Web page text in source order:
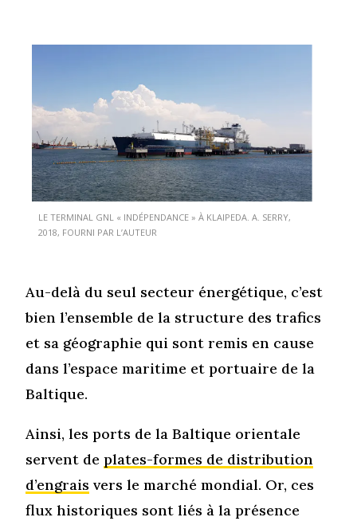
LE TERMINAL GNL « INDÉPENDANCE » À KLAIPEDA. A. SERRY,
2018, FOURNI PAR L’AUTEUR
Au-delà du seul secteur énergétique, c’est
bien l’ensemble de la structure des trafics
et sa géographie qui sont remis en cause
dans l’espace maritime et portuaire de la
Baltique.
Ainsi, les ports de la Baltique orientale
servent deplates-formes de distribution
d’engrais vers le marché mondial. Or, ces
flux historiques sont liés à la présence